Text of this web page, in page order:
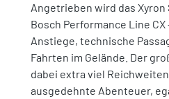
Angetrieben wird das Xyron
Bosch Performance Line
Anstiege, technische
Fahrten im Gelände. Der
dabei extra viel
ausgedehnte Abenteuer,